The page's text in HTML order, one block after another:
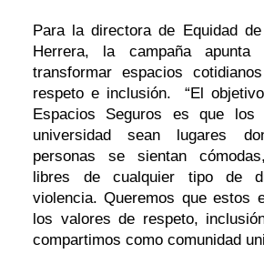
Para la directora de Equidad
Herrera, la campaña apunta
transformar espacios
respeto e inclusión. “El
Espacios Seguros es que
universidad sean lugares
personas se sientan
libres de cualquier tipo de
violencia. Queremos que estos
los valores de respeto,
compartimos como comunidad